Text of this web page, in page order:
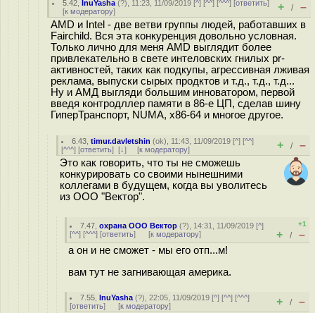
5.42 InuYasha (?), 11:23, 11/09/2019 [^] [^^] [^^^] [ответить]
[к модератору] + / –
AMD и Intel - две ветви группы людей, работавших в
Fairchild. Вся эта конкуренция довольно условная.
Только лично для меня AMD выглядит более
привлекательно в свете интеловских гнилых pr-
активностей, таких как подкупы, агрессивная лживая
реклама, выпуски сырых продктов и т.д., т.д., т.д...
Ну и АМД выгляди большим инноватором, первой
введя контродллер памяти в 86-е ЦП, сделав шину
ГиперТранспорт, NUMA, x86-64 и многое другое.
6.43 ,timur.davletshin (ok), 11:43, 11/09/2019 [^] [^^]
[^^^] [ответить] [↓] [к модератору] + / –
Это как говорить, что ты не сможешь
конкурировать со своими нынешними
коллегами в будущем, когда вы уволитесь
из ООО "Вектор".
7.47 ,охрана ООО Вектор (?), 14:31, 11/09/2019 [^]
[^^] [^^^] [ответить] [к модератору]
+1
+ / –
а он и не сможет - мы его отп...м!
вам тут не загнивающая америка.
7.55 ,InuYasha (?), 22:05, 11/09/2019 [^] [^^] [^^^]
[ответить] [к модератору] + / –